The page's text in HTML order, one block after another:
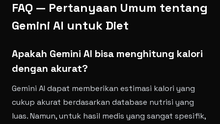
FAQ — Pertanyaan Umum tentang
Gemini AI untuk Diet
Apakah Gemini AI bisa menghitung kalori
dengan akurat?
Gemini AI dapat memberikan estimasi kalori yang
cukup akurat berdasarkan database nutrisi yang
luas. Namun, untuk hasil medis yang sangat spesifik,